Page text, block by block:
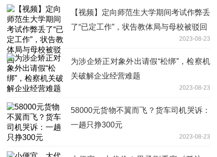
【视频】定向师范生大学期间考试作弊丢
了“已定工作”，状告教体局与母校被驳回
2023-08-23
为涉企矫正对象外出请假“松绑”，检察机
关破解企业经营难题
2023-08-23
58000元货物不翼而飞？货车司机哭诉：
一趟只挣300元
2023-08-23